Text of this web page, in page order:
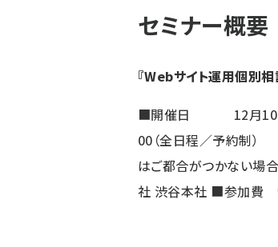
セミナー概要
『Webサイト運用個別相
■開催日 12月10日（水
00（全日程／予約制
はご都合がつかない場
社 渋谷本社 ■参加費